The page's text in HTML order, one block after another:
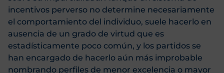
incentivos perverso no determine necesariamente
el comportamiento del individuo, suele hacerlo en
ausencia de un grado de virtud que es
estadísticamente poco común, y los partidos se
han encargado de hacerlo aún más improbable
nombrando perfiles de menor excelencia o mayor